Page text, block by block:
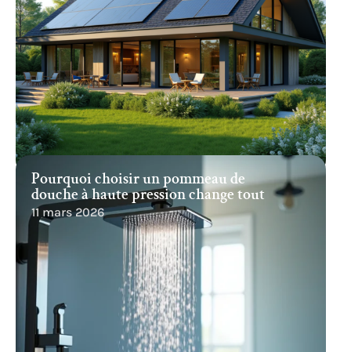
Pourquoi choisir un pommeau de
douche à haute pression change tout
11 mars 2026